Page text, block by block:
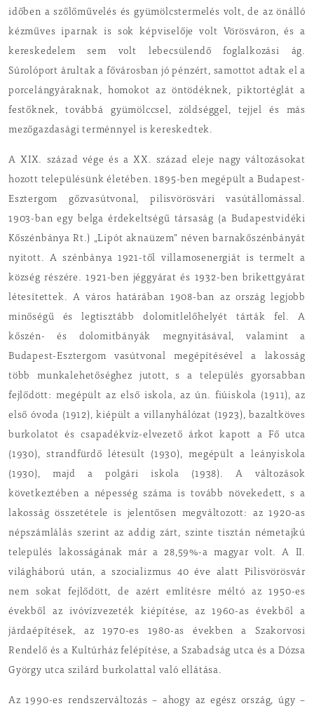
időben a szőlőművelés és gyümölcstermelés volt, de az önálló
kézműves iparnak is sok képviselője volt Vörösváron, és a
kereskedelem sem volt lebecsülendő foglalkozási ág.
Súrolóport árultak a fővárosban jó pénzért, samottot adtak el a
porcelángyáraknak, homokot az öntödéknek, piktortéglát a
festőknek, továbbá gyümölccsel, zöldséggel, tejjel és más
mezőgazdasági terménnyel is kereskedtek.
A XIX. század vége és a XX. század eleje nagy változásokat
hozott településünk életében. 1895-ben megépült a Budapest-
Esztergom gőzvasútvonal, pilisvörösvári vasútállomással.
1903-ban egy belga érdekeltségű társaság (a Budapestvidéki
Kőszénbánya Rt.) „Lipót aknaüzem” néven barnakőszénbányát
nyitott. A szénbánya 1921-től villamosenergiát is termelt a
község részére. 1921-ben jéggyárat és 1932-ben brikettgyárat
létesítettek. A város határában 1908-ban az ország legjobb
minőségű és legtisztább dolomitlelőhelyét tárták fel. A
kőszén- és dolomitbányák megnyitásával, valamint a
Budapest-Esztergom vasútvonal megépítésével a lakosság
több munkalehetőséghez jutott, s a település gyorsabban
fejlődött: megépült az első iskola, az ún. fiúiskola (1911), az
első óvoda (1912), kiépült a villanyhálózat (1923), bazaltköves
burkolatot és csapadékvíz-elvezető árkot kapott a Fő utca
(1930), strandfürdő létesült (1930), megépült a leányiskola
(1930), majd a polgári iskola (1938). A változások
következtében a népesség száma is tovább növekedett, s a
lakosság összetétele is jelentősen megváltozott: az 1920-as
népszámlálás szerint az addig zárt, szinte tisztán németajkú
település lakosságának már a 28,59%-a magyar volt. A II.
világháború után, a szocializmus 40 éve alatt Pilisvörösvár
nem sokat fejlődött, de azért említésre méltó az 1950-es
évekből az ivóvízvezeték kiépítése, az 1960-as évekből a
járdaépítések, az 1970-es 1980-as években a Szakorvosi
Rendelő és a Kultúrház felépítése, a Szabadság utca és a Dózsa
György utca szilárd burkolattal való ellátása.
Az 1990-es rendszerváltozás – ahogy az egész ország, úgy –